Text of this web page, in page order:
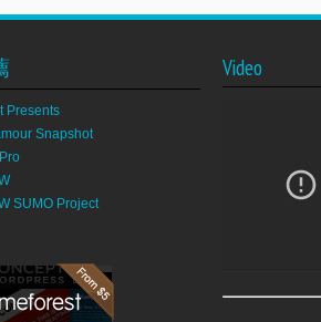
Presents
Snapshot
SUMO Project
Video